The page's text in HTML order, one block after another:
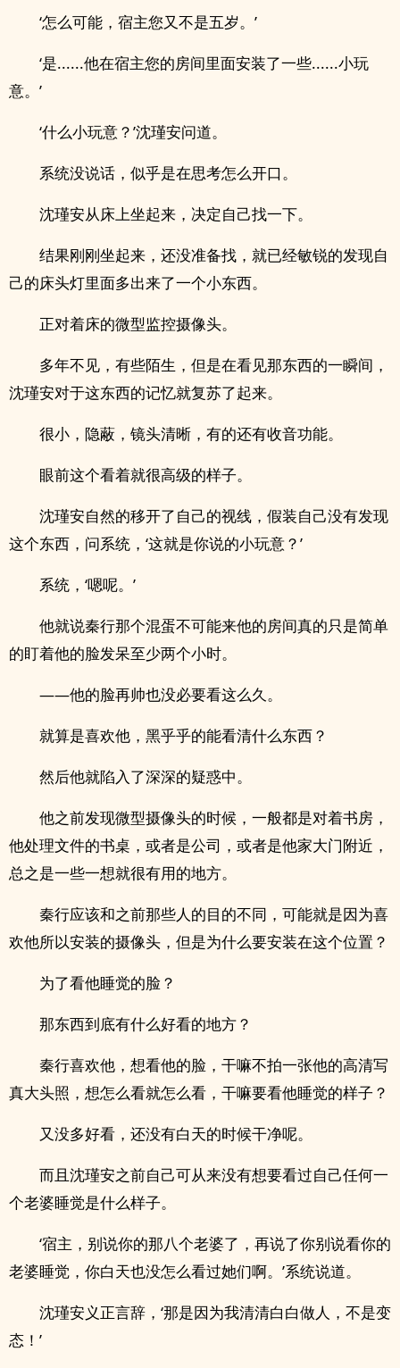
‘怎么可能，宿主您又不是五岁。’
‘是......他在宿主您的房间里面安装了一些......小玩
意。’
‘什么小玩意？’沈瑾安问道。
系统没说话，似乎是在思考怎么开口。
沈瑾安从床上坐起来，决定自己找一下。
结果刚刚坐起来，还没准备找，就已经敏锐的发现自
己的床头灯里面多出来了一个小东西。
正对着床的微型监控摄像头。
多年不见，有些陌生，但是在看见那东西的一瞬间，
沈瑾安对于这东西的记忆就复苏了起来。
很小，隐蔽，镜头清晰，有的还有收音功能。
眼前这个看着就很高级的样子。
沈瑾安自然的移开了自己的视线，假装自己没有发现
这个东西，问系统，‘这就是你说的小玩意？’
系统，‘嗯呢。’
他就说秦行那个混蛋不可能来他的房间真的只是简单
的盯着他的脸发呆至少两个小时。
——他的脸再帅也没必要看这么久。
就算是喜欢他，黑乎乎的能看清什么东西？
然后他就陷入了深深的疑惑中。
他之前发现微型摄像头的时候，一般都是对着书房，
他处理文件的书桌，或者是公司，或者是他家大门附近，
总之是一些一想就很有用的地方。
秦行应该和之前那些人的目的不同，可能就是因为喜
欢他所以安装的摄像头，但是为什么要安装在这个位置？
为了看他睡觉的脸？
那东西到底有什么好看的地方？
秦行喜欢他，想看他的脸，干嘛不拍一张他的高清写
真大头照，想怎么看就怎么看，干嘛要看他睡觉的样子？
又没多好看，还没有白天的时候干净呢。
而且沈瑾安之前自己可从来没有想要看过自己任何一
个老婆睡觉是什么样子。
‘宿主，别说你的那八个老婆了，再说了你别说看你的
老婆睡觉，你白天也没怎么看过她们啊。’系统说道。
沈瑾安义正言辞，‘那是因为我清清白白做人，不是变
态！’